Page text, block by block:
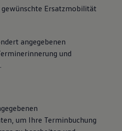
Ersatzmobilität
angegebenen
und
um Ihre Terminbuchung